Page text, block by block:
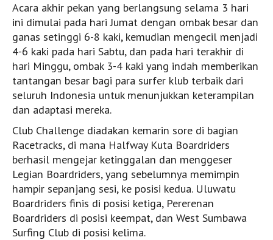
Wanita
Wawancara
Nasional
Internasional
Wanita
Tips dan Trik
Ocean and Waves
Foto
Nasional
Acara akhir pekan yang berlangsung selama 3 hari
ini dimulai pada hari Jumat dengan ombak besar dan
ganas setinggi 6-8 kaki, kemudian mengecil menjadi
4-6 kaki pada hari Sabtu, dan pada hari terakhir di
hari Minggu, ombak 3-4 kaki yang indah memberikan
tantangan besar bagi para surfer klub terbaik dari
seluruh Indonesia untuk menunjukkan keterampilan
dan adaptasi mereka.
Club Challenge diadakan kemarin sore di bagian
Racetracks, di mana Halfway Kuta Boardriders
berhasil mengejar ketinggalan dan menggeser
Legian Boardriders, yang sebelumnya memimpin
hampir sepanjang sesi, ke posisi kedua. Uluwatu
Boardriders finis di posisi ketiga, Pererenan
Boardriders di posisi keempat, dan West Sumbawa
Surfing Club di posisi kelima.